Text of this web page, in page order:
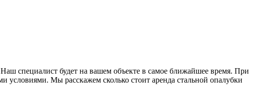
специалист будет на вашем объекте в самое ближайшее время. При
условиями. Мы расскажем сколько стоит аренда стальной опалубки